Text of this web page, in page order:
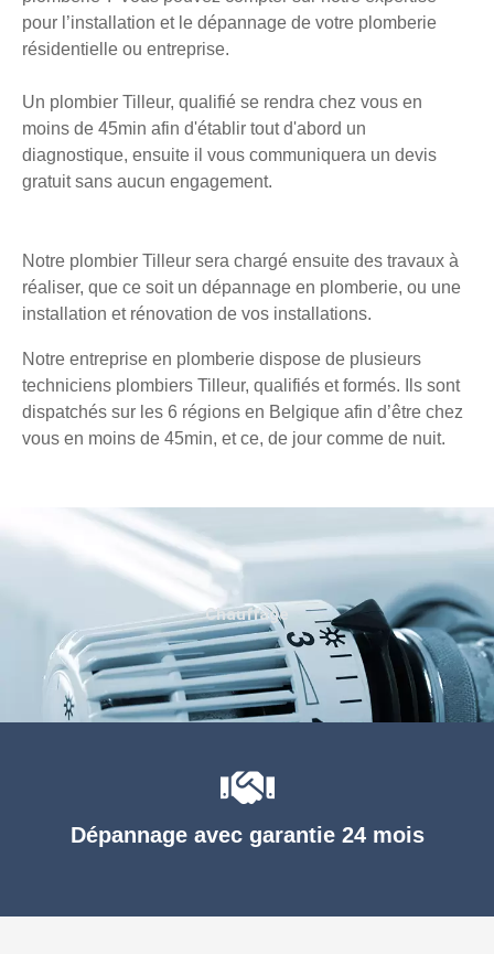
pour l’installation et le dépannage de votre plomberie
résidentielle ou entreprise.
Un plombier Tilleur, qualifié se rendra chez vous en
moins de 45min afin d'établir tout d'abord un
diagnostique, ensuite il vous communiquera un devis
gratuit sans aucun engagement.
Notre plombier Tilleur sera chargé ensuite des travaux à
réaliser, que ce soit un dépannage en plomberie, ou une
installation et rénovation de vos installations.
Notre entreprise en plomberie dispose de plusieurs
techniciens plombiers Tilleur, qualifiés et formés. Ils sont
dispatchés sur les 6 régions en Belgique afin d’être chez
vous en moins de 45min, et ce, de jour comme de nuit.
Dépannage avec garantie 24 mois
Chauffage